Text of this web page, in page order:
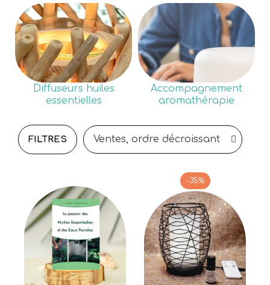
Diffuseurs huiles
essentielles
Accompagnement
aromathérapie
FILTRES
-35%